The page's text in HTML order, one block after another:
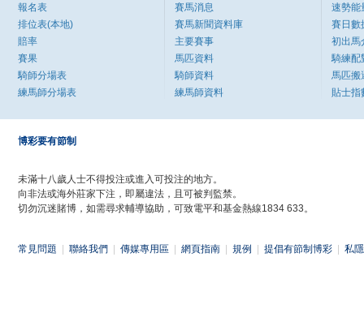
報名表
排位表(本地)
賠率
賽果
騎師分場表
練馬師分場表
賽馬消息
賽馬新聞資料庫
主要賽事
馬匹資料
騎師資料
練馬師資料
速勢能
賽日數
初出馬
騎練配
馬匹搬
貼士指
博彩要有節制
未滿十八歲人士不得投注或進入可投注的地方。
向非法或海外莊家下注，即屬違法，且可被判監禁。
切勿沉迷賭博，如需尋求輔導協助，可致電平和基金熱線1834 633。
常見問題 聯絡我們 傳媒專用區 網頁指南 規例 提倡有節制博彩 私